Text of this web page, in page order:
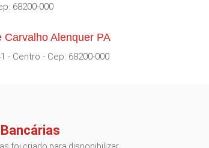
68200-000
Alenquer PA
- Centro - Cep: 68200-000